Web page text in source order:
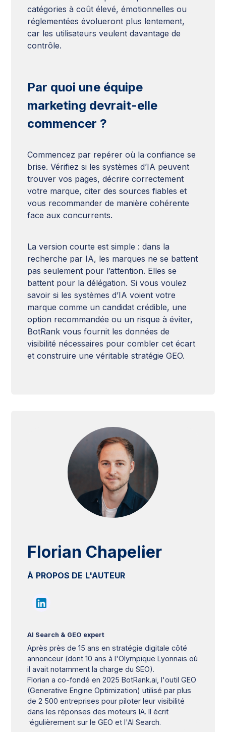
catégories à coût élevé, émotionnelles ou
réglementées évolueront plus lentement,
car les utilisateurs veulent davantage de
contrôle.
Par quoi une équipe
marketing devrait-elle
commencer ?
Commencez par repérer où la confiance se
brise. Vérifiez si les systèmes d’IA peuvent
trouver vos pages, décrire correctement
votre marque, citer des sources fiables et
vous recommander de manière cohérente
face aux concurrents.
La version courte est simple : dans la
recherche par IA, les marques ne se battent
pas seulement pour l’attention. Elles se
battent pour la délégation. Si vous voulez
savoir si les systèmes d’IA voient votre
marque comme un candidat crédible, une
option recommandée ou un risque à éviter,
BotRank vous fournit les données de
visibilité nécessaires pour combler cet écart
et construire une véritable stratégie GEO.
Florian Chapelier
À PROPOS DE L'AUTEUR
AI Search & GEO expert
Après près de 15 ans en stratégie digitale côté
annonceur (dont 10 ans à l'Olympique Lyonnais où
il avait notamment la charge du SEO).
Florian a co-fondé en 2025 BotRank.ai, l'outil GEO
(Generative Engine Optimization) utilisé par plus
de 2 500 entreprises pour piloter leur visibilité
dans les réponses des moteurs IA. Il écrit
régulièrement sur le GEO et l'AI Search.